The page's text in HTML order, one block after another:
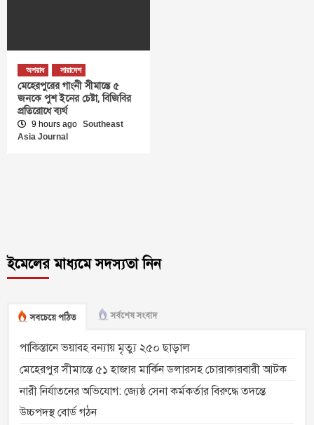
অপরাধ সারাদেশ
মেহেরপুরের গাংনী সীমান্তে ৫
জনকে পুশ ইনের চেষ্টা, বিজিবির
প্রতিরোধে ব্যর্থ
9 hours ago Southeast
Asia Journal
ইমেলের মাধ্যমে সদস্যতা নিন
সবচেয়ে পঠিত সর্বশেষ সংবাদ
পাকিস্তানে ভয়াবহ বন্যায় মৃত্যু ২৫০ ছাড়াল
মেহেরপুর সীমান্তে ৫১ হাজার মার্কিন ডলারসহ চোরাকারবারী আটক
নারী নির্যাতনের অভিযোগ: জ্যেষ্ঠ সেনা কর্মকর্তার বিরুদ্ধে তদন্তে
উচ্চপদস্থ বোর্ড গঠন